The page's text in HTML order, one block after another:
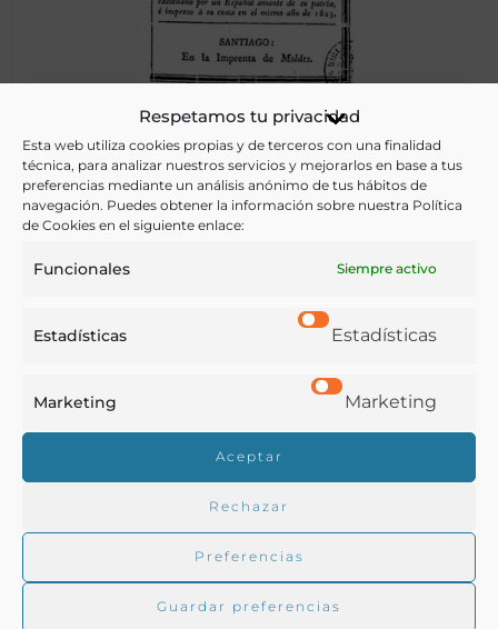
Respetamos tu privacidad
Esta web utiliza cookies propias y de terceros con una finalidad
técnica, para analizar nuestros servicios y mejorarlos en base a tus
preferencias mediante un análisis anónimo de tus hábitos de
navegación. Puedes obtener la información sobre nuestra Política
de Cookies en el siguiente enlace:
Funcionales Siempre activo
Estadísticas Estadísticas
Marketing Marketing
Aceptar
Rechazar
Preferencias
Guardar preferencias
Guía indispensable para los cosecheros de vinos,
vinos…
Choisez, J. C.
Santiago - 1823
Real Academia de Gastronomía
Trabajamos para difundir y proteger la cultura
La RAG